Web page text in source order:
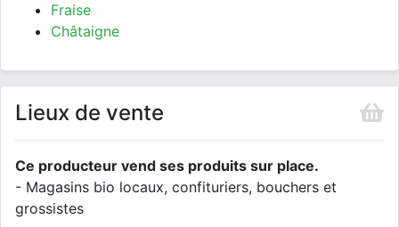
Fraise
Châtaigne
Lieux de vente
Ce producteur vend ses produits sur place.
- Magasins bio locaux, confituriers, bouchers et
grossistes